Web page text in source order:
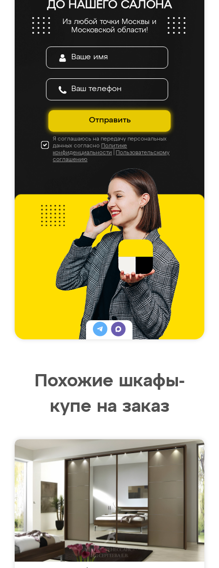
ДО НАШЕГО САЛОНА
Из любой точки Москвы и
Московской области!
Отправить
Я соглашаюсь на передачу персональных
данных согласно Политике
конфиденциальности
Пользовательскому
соглашению
Похожие шкафы-
купе на заказ